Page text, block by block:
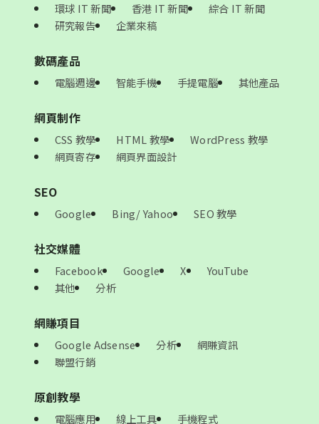
環球 IT 新聞 香港 IT 新聞
綜合 IT 新聞
研究報告
企業來稿
數碼產品
電腦週邊 智能手機 手提電腦 其他產品
網頁制作
CSS 教學 HTML 教學
WordPress 教學
網頁寄存
網頁界面設計
SEO
Google Bing/ Yahoo SEO 教學
社交媒體
Facebook Google X
YouTube
其他
分析
網賺項目
Google Adsense 分析
網賺資訊
聯盟行銷
原創教學
電腦應用 線上工具 手機程式